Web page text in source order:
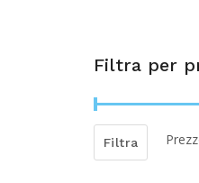
Filtra per
Filtra